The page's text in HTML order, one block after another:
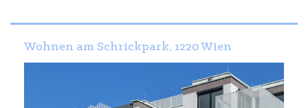
Wohnen am Schrickpark, 1220 Wien